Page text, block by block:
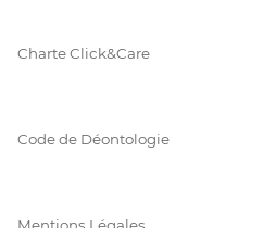
Charte Click&Care
Code de Déontologie